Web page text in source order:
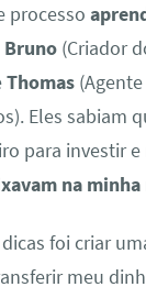
processo
Bruno(Criador
Thomas
Eles sabiam
para investir e
na
foi criar
meu